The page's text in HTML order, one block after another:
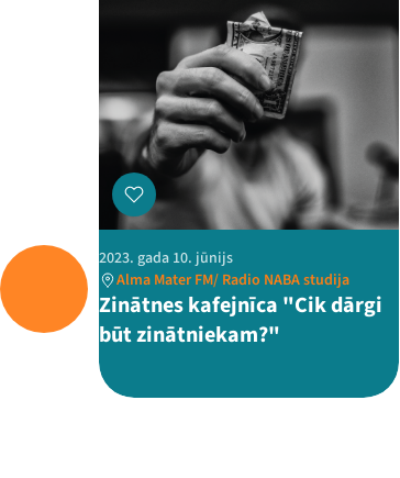
2023. gada 10. jūnijs
Alma Mater FM/ Radio NABA studija
Zinātnes kafejnīca "Cik dārgi
būt zinātniekam?"